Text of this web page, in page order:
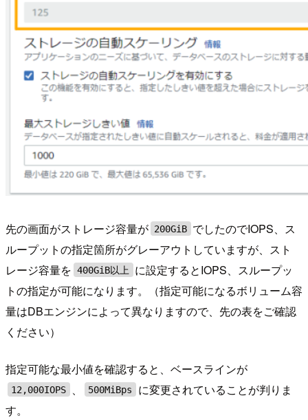
先の画面がストレージ容量が 200GiB でしたのでIOPS、ス
ループットの指定箇所がグレーアウトしていますが、スト
レージ容量を 400GiB以上
に設定するとIOPS、スループッ
トの指定が可能になります。（指定可能になるボリューム容
量はDBエンジンによって異なりますので、先の表をご確認
ください）
指定可能な最小値を確認すると、ベースラインが
12,000IOPS 、 500MiBps
に変更されていることが判りま
す。